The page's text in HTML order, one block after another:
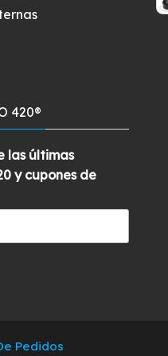
420®
las últimas
y cupones de
Pedidos